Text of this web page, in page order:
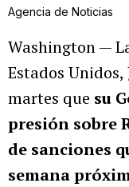
Agencia de Noticias
Washington —
Estados
martes que su
presión sobre
de sanciones
semana